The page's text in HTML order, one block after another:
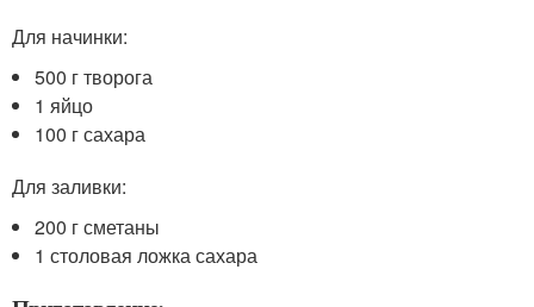
Для начинки:
500 г творога
1 яйцо
100 г сахара
Для заливки:
200 г сметаны
1 столовая ложка сахара